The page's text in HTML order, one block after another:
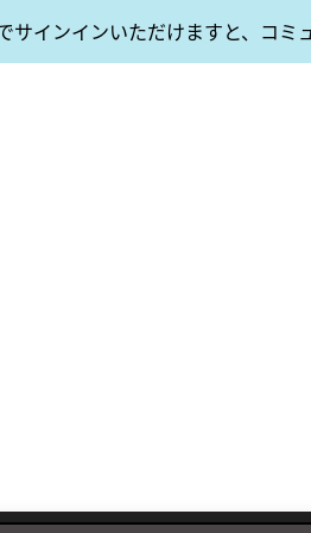
サインインいただけますと、コ